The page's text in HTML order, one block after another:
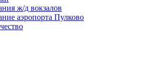
ж/д вокзалов
аэропорта Пулково